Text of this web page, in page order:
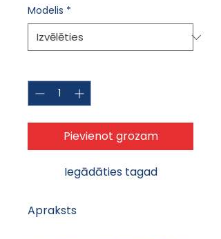
Modelis *
Pievienot grozam
Iegādāties tagad
Apraksts